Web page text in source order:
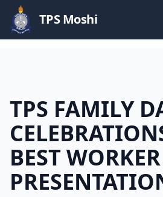
TPS Moshi
TPS FAMILY
BEST